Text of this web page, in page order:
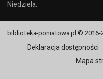
Niedziela:
biblioteka-poniatowa.pl © 2016-
Deklaracja dostępności
Mapa